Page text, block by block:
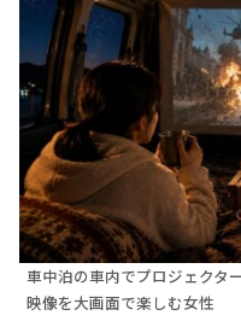
車中泊の車内でプロジェクタ
映像を大画面で楽しむ女性